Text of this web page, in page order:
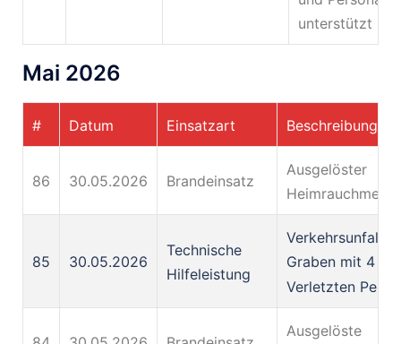
unterstützt
Mai 2026
# Datum Einsatzart Beschreibung
86 30.05.2026 Brandeinsatz
Ausgelöster
85 30.05.2026
Technische
Hilfeleistung
Verkehrsunfall
Graben mit 4
Verletzten
Ausgelöste